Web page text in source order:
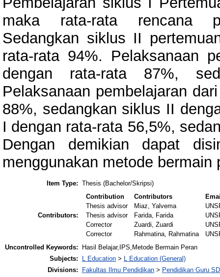
maka rata-rata rencana
Sedangkan siklus II
rata-rata 94%. Pelaksanaan
dengan rata-rata 87%,
Pelaksanaan pembelajaran
88%, sedangkan siklus II
I dengan rata-rata 56,5%,
Dengan demikian dapat
menggunakan metode bermain
Item Type: Thesis (Bachelor/Skripsi)
Contributors:
Contribution Contributors
Thesis advisor
Miaz, Yalvema
Thesis advisor
Farida, Farida
Corrector
Zuardi, Zuardi
Corrector
Rahmatina, Rahmatina
Uncontrolled Keywords:
Hasil Belajar,IPS,Metode Bermain Peran
Subjects:
L Education > L Education (General)
Divisions:
Fakultas Ilmu Pendidikan > Pendidikan Guru